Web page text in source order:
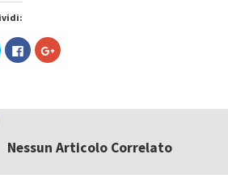
una
nuova
Fai
clic
nuova
finestra)
Fai
clic
una
nuova
Nessun Articolo Correlato